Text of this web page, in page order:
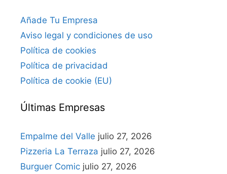
Añade Tu Empresa
Aviso legal y condiciones de uso
Política de cookies
Política de privacidad
Política de cookie (EU)
Últimas Empresas
Empalme del Valle julio 27, 2026
Pizzeria La Terraza julio 27, 2026
Burguer Comic julio 27, 2026